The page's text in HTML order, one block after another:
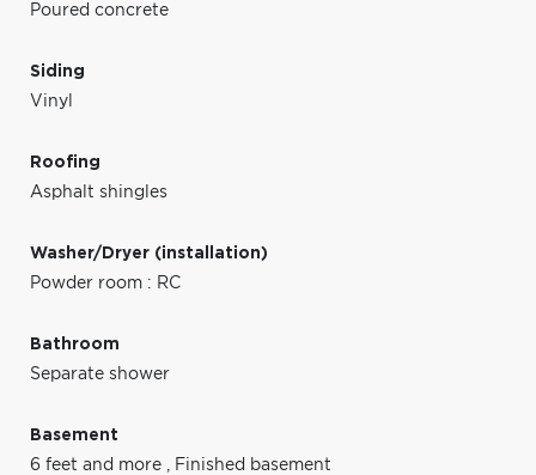
Poured concrete
Siding
Vinyl
Roofing
Asphalt shingles
Washer/Dryer (installation)
Powder room : RC
Bathroom
Separate shower
Basement
6 feet and more , Finished basement